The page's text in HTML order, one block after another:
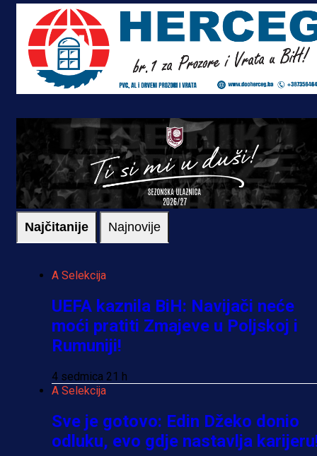
Najčitanije Najnovije
A Selekcija
UEFA kaznila BiH: Navijači neće
moći pratiti Zmajeve u Poljskoj i
Rumuniji!
4 sedmica 21 h
A Selekcija
Sve je gotovo: Edin Džeko donio
odluku, evo gdje nastavlja